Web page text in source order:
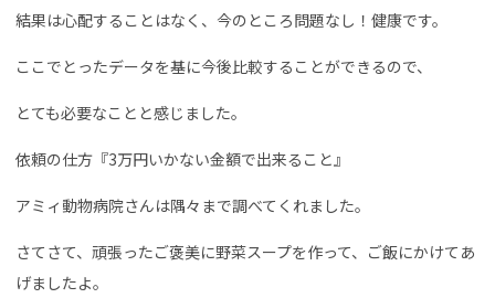
結果は心配することはなく、今のところ問題なし！健康です。
ここでとったデータを基に今後比較することができるので、
とても必要なことと感じました。
依頼の仕方『3万円いかない金額で出来ること』
アミィ動物病院さんは隅々まで調べてくれました。
さてさて、頑張ったご褒美に野菜スープを作って、ご飯にかけてあ
げましたよ。